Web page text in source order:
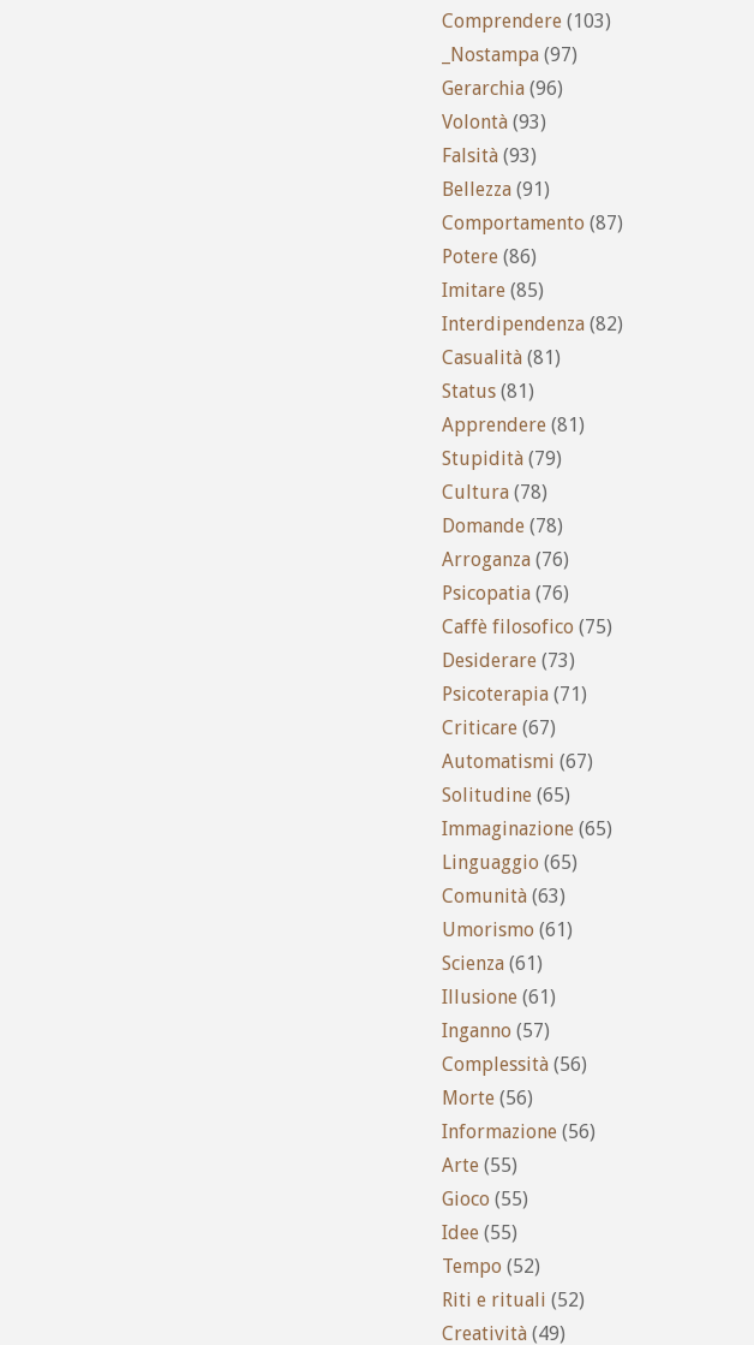
Comprendere (103)
_Nostampa (97)
Gerarchia (96)
Volontà (93)
Falsità (93)
Bellezza (91)
Comportamento (87)
Potere (86)
Imitare (85)
Interdipendenza (82)
Casualità (81)
Status (81)
Apprendere (81)
Stupidità (79)
Cultura (78)
Domande (78)
Arroganza (76)
Psicopatia (76)
Caffè filosofico (75)
Desiderare (73)
Psicoterapia (71)
Criticare (67)
Automatismi (67)
Solitudine (65)
Immaginazione (65)
Linguaggio (65)
Comunità (63)
Umorismo (61)
Scienza (61)
Illusione (61)
Inganno (57)
Complessità (56)
Morte (56)
Informazione (56)
Arte (55)
Gioco (55)
Idee (55)
Tempo (52)
Riti e rituali (52)
Creatività (49)